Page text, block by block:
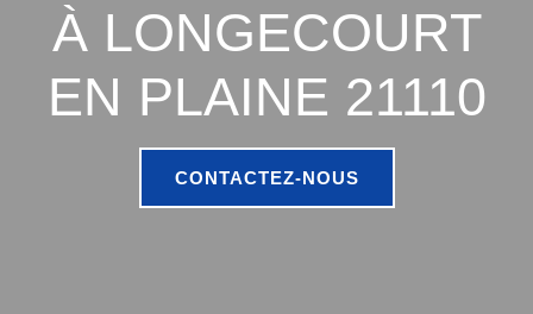
À LONGECOURT
EN PLAINE 21110
CONTACTEZ-NOUS